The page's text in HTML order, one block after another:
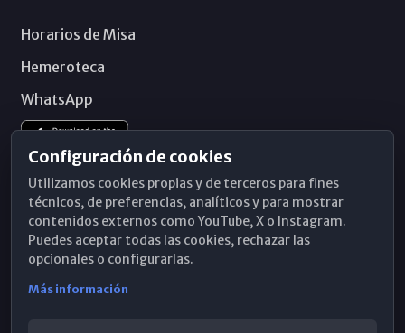
Horarios de Misa
Hemeroteca
WhatsApp
Configuración de cookies
Utilizamos cookies propias y de terceros para fines
técnicos, de preferencias, analíticos y para mostrar
contenidos externos como YouTube, X o Instagram.
Puedes aceptar todas las cookies, rechazar las
opcionales o configurarlas.
Más información